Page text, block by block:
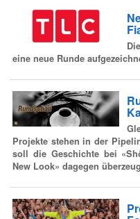
eine neue Runde
Projekte stehen in der
soll die Geschichte bei
New Look» dagegen